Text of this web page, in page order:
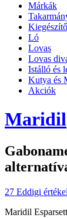
Márkák
Ló
Lovas
Lovas
Istálló és
Kutya és
Akciók
Maridil
27 Eddigi
Maridil